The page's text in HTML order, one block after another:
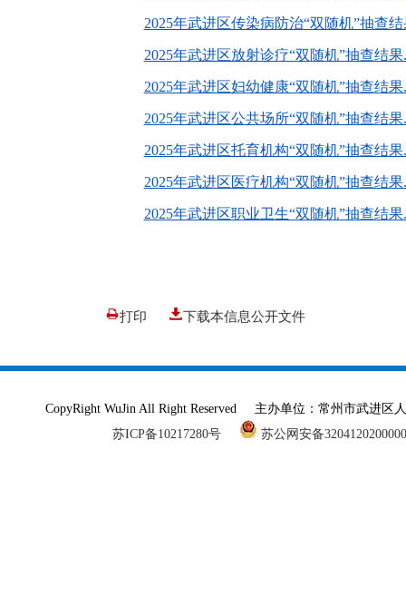
2025年武进区传染病防治“双随机”抽查结
2025年武进区放射诊疗“双随机”抽查结果
2025年武进区妇幼健康“双随机”抽查结果
2025年武进区公共场所“双随机”抽查结果
2025年武进区托育机构“双随机”抽查结果
2025年武进区医疗机构“双随机”抽查结果
2025年武进区职业卫生“双随机”抽查结果
打印 下载本信息公开文件
CopyRight WuJin All Right Reserved 主办单位：常州市武进
苏ICP备10217280号
苏公网安备